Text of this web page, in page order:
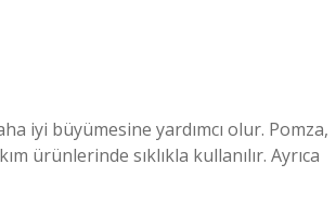
iyi büyümesine yardımcı olur. Pomza,
ürünlerinde sıklıkla kullanılır. Ayrıca